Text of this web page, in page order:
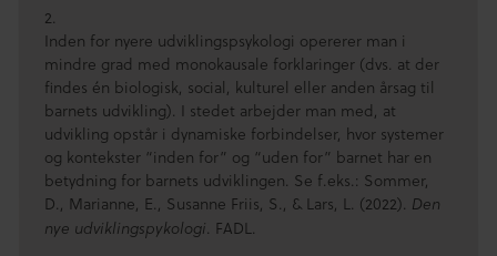
2.
Inden for nyere udviklingspsykologi opererer man i
mindre grad med monokausale forklaringer (dvs. at der
findes én biologisk, social, kulturel eller anden årsag til
barnets udvikling). I stedet arbejder man med, at
udvikling opstår i dynamiske forbindelser, hvor systemer
og kontekster “inden for” og “uden for” barnet har en
betydning for barnets udviklingen. Se f.eks.: Sommer,
D., Marianne, E., Susanne Friis, S., & Lars, L. (2022). Den
nye udviklingspykologi. FADL.